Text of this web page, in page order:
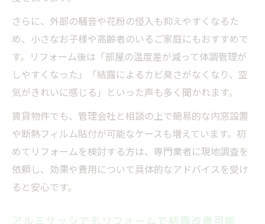
さらに、外部の騒音や花粉の侵入も抑えやすくなるた
め、小さなお子様や高齢者のいるご家庭にもおすすめで
す。リフォーム後は「部屋の温度差が減って体調管理が
しやすくなった」「結露によるカビ臭さがなくなり、空
気がきれいに感じる」といった声も多く聞かれます。
賃貸物件でも、管理会社と相談の上で簡易的な内窓設置
や断熱フィルム貼付が可能なケースも増えています。初
めてリフォームを検討する方は、専門業者に現地調査を
依頼し、効果や費用について具体的なアドバイスを受け
ると安心です。
アルミサッシでもリフォームで結露改善可能